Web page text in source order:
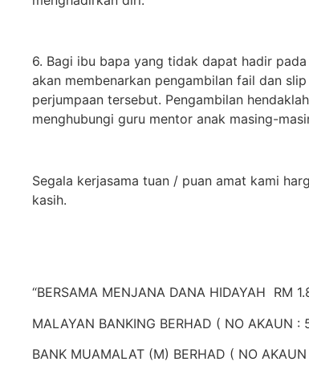
6. Bagi ibu bapa yang tidak dapat hadir
akan membenarkan pengambilan fail dan
perjumpaan tersebut. Pengambilan
menghubungi guru mentor anak masing-
Segala kerjasama tuan / puan amat kami
kasih.
“BERSAMA MENJANA DANA HIDAYAH RM
MALAYAN BANKING BERHAD ( NO AKAUN
BANK MUAMALAT (M) BERHAD ( NO